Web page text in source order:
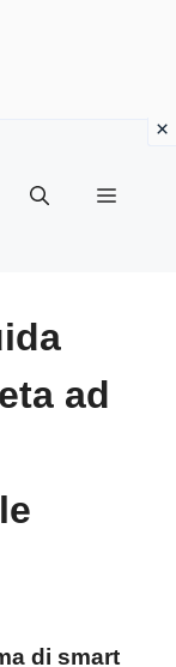
Menu
ad
di smart